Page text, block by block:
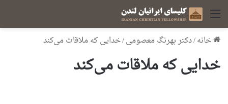
منو
خانه/دکتر بهرنگ معصومی/خدایی که ملاقات می‌کند
خدایی که ملاقات می‌کند